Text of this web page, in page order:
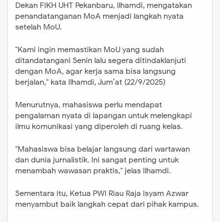
Dekan FIKH UHT Pekanbaru, Ilhamdi, mengatakan
penandatanganan MoA menjadi langkah nyata
setelah MoU.
"Kami ingin memastikan MoU yang sudah
ditandatangani Senin lalu segera ditindaklanjuti
dengan MoA, agar kerja sama bisa langsung
berjalan," kata Ilhamdi, Jum’at (22/9/2025)
Menurutnya, mahasiswa perlu mendapat
pengalaman nyata di lapangan untuk melengkapi
ilmu komunikasi yang diperoleh di ruang kelas.
"Mahasiswa bisa belajar langsung dari wartawan
dan dunia jurnalistik. Ini sangat penting untuk
menambah wawasan praktis," jelas Ilhamdi.
Sementara itu, Ketua PWI Riau Raja Isyam Azwar
menyambut baik langkah cepat dari pihak kampus.